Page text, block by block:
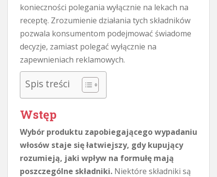
konieczności polegania wyłącznie na lekach na
receptę. Zrozumienie działania tych składników
pozwala konsumentom podejmować świadome
decyzje, zamiast polegać wyłącznie na
zapewnieniach reklamowych.
Spis treści
Wstęp
Wybór produktu zapobiegającego wypadaniu
włosów staje się łatwiejszy, gdy kupujący
rozumieją, jaki wpływ na formułę mają
poszczególne składniki. Niektóre składniki są